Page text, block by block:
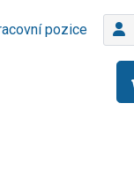
pozice